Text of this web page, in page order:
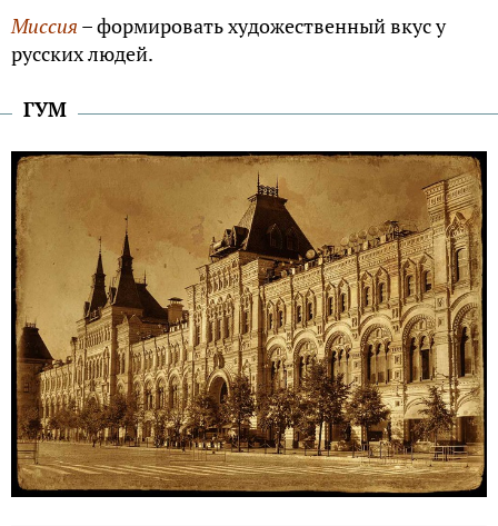
Миссия – формировать художественный вкус у
русских людей.
ГУМ